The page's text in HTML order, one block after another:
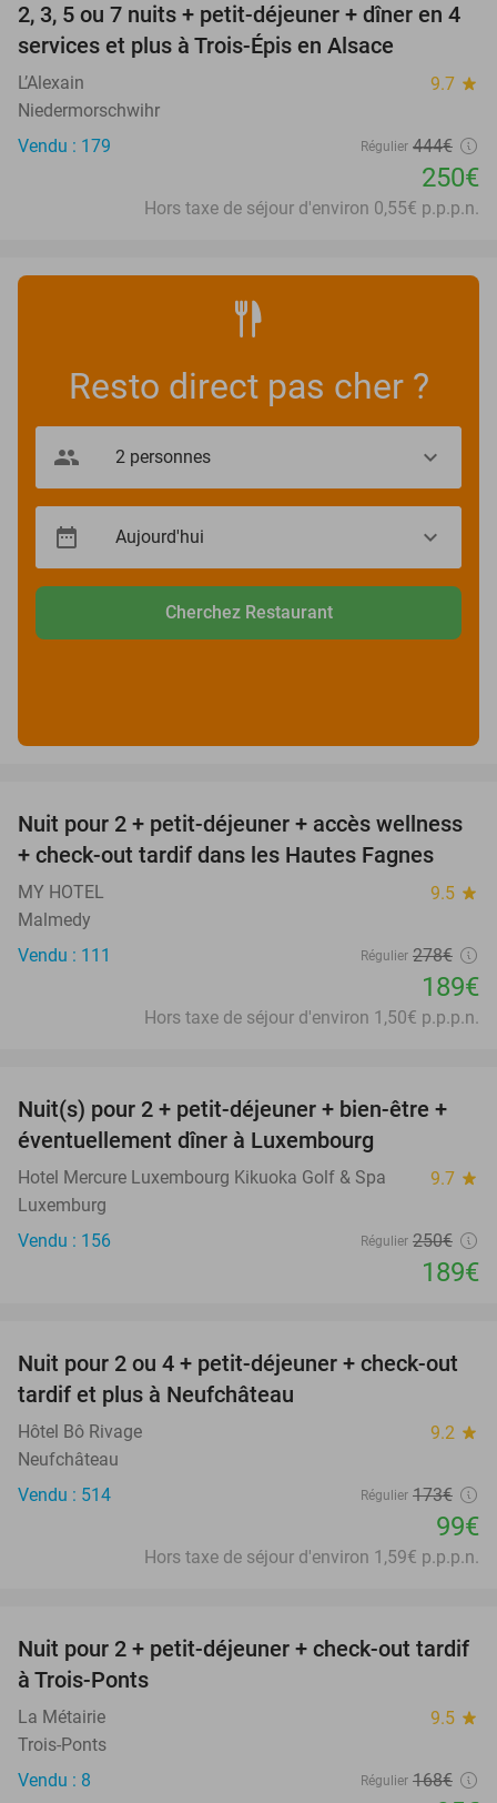
44%
2, 3, 5 ou 7 nuits + petit-déjeuner + dîner en 4
services et plus à Trois-Épis en Alsace
L’Alexain 9.7 star
Niedermorschwihr
Vendu : 179
Régulier 444€
250€
Hors taxe de séjour d'environ 0,55€ p.p.p.n.
Resto direct pas cher ?
Cherchez Restaurant
32%
Nuit pour 2 + petit-déjeuner + accès wellness
+ check-out tardif dans les Hautes Fagnes
MY HOTEL 9.5 star
Malmedy
Vendu : 111
Régulier 278€
189€
Hors taxe de séjour d'environ 1,50€ p.p.p.n.
24%
Nuit(s) pour 2 + petit-déjeuner + bien-être +
éventuellement dîner à Luxembourg
Hotel Mercure Luxembourg Kikuoka Golf & Spa 9.7 star
Luxemburg
Vendu : 156
Régulier 250€
189€
43%
Nuit pour 2 ou 4 + petit-déjeuner + check-out
tardif et plus à Neufchâteau
Hôtel Bô Rivage 9.2 star
Neufchâteau
Vendu : 514
Régulier 173€
99€
Hors taxe de séjour d'environ 1,59€ p.p.p.n.
43%
Nuit pour 2 + petit-déjeuner + check-out tardif
à Trois-Ponts
La Métairie 9.5 star
Trois-Ponts
Vendu : 8
Régulier 168€